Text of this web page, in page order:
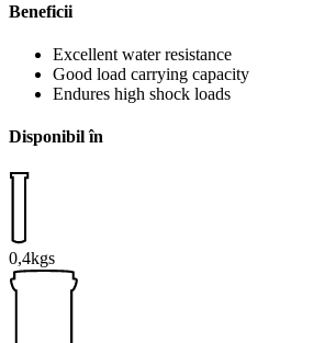
Beneficii
Excellent water resistance
Good load carrying capacity
Endures high shock loads
Disponibil în
0,4kgs